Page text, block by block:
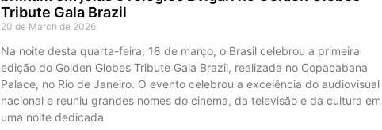
Tribute Gala Brazil
20 de March de 2026
Na noite desta quarta-feira, 18 de março, o Brasil celebrou a primeira
edição do Golden Globes Tribute Gala Brazil, realizada no Copacabana
Palace, no Rio de Janeiro. O evento celebrou a excelência do audiovisual
nacional e reuniu grandes nomes do cinema, da televisão e da cultura em
uma noite dedicada